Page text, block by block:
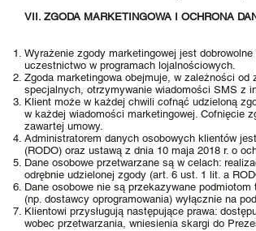
VII. ZGODA MARKETINGOWA I OCHRONA
Wyrażenie zgody marketingowej jest
uczestnictwo w programach lojalnościowych.
Zgoda marketingowa obejmuje, w zależności
specjalnych, otrzymywanie wiadomości SMS z
Klient może w każdej chwili cofnąć udzieloną
w każdej wiadomości marketingowej. Cofnięcie
zawartej umowy.
Administratorem danych osobowych klientów
(RODO) oraz ustawą z dnia 10 maja 2018 r. o
Dane osobowe przetwarzane są w celach:
odrębnie udzielonej zgody (art. 6 ust. 1 lit. a
Dane osobowe nie są przekazywane
(np. dostawcy oprogramowania) wyłącznie na
Klientowi przysługują następujące prawa:
wobec przetwarzania, wniesienia skargi do